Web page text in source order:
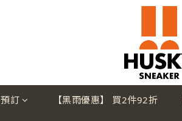
預訂 【黑雨優惠】 買2件92折